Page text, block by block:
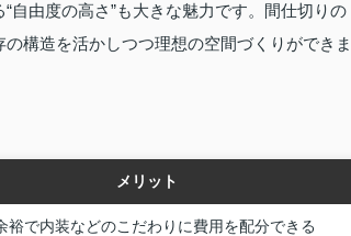
自由度の高さ”も大きな魅力です。間仕切りの
構造を活かしつつ理想の空間づくりができま
メリット
裕で内装などのこだわりに費用を配分できる